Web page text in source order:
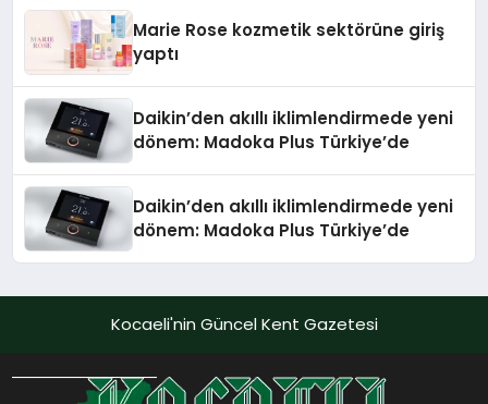
Marie Rose kozmetik sektörüne giriş
yaptı
Daikin’den akıllı iklimlendirmede yeni
dönem: Madoka Plus Türkiye’de
Daikin’den akıllı iklimlendirmede yeni
dönem: Madoka Plus Türkiye’de
Kocaeli'nin Güncel Kent Gazetesi